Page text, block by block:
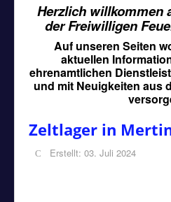
Herzlich willkommen
der Freiwilligen
Auf unseren Seiten
aktuellen
ehrenamtlichen
und mit Neuigkeiten aus
Zeltlager in
Erstellt: 03. Juli 2024